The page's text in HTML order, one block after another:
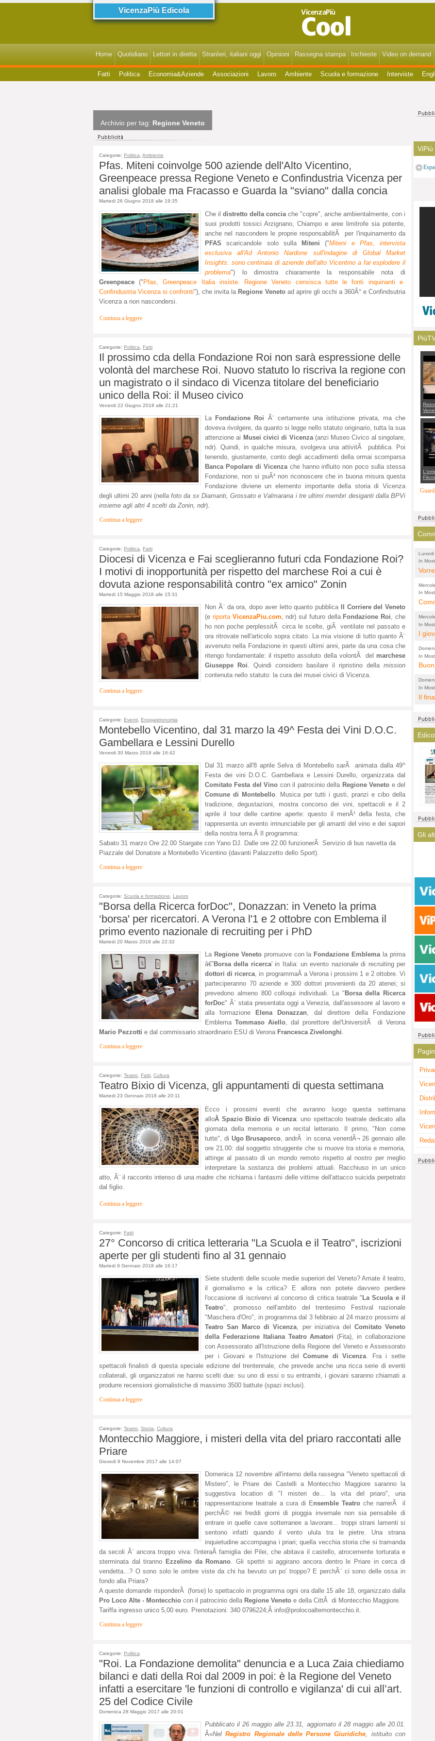
VicenzaPiù Edicola
Home Quotidiano Lettori in diretta StranIeri, italiani oggi Opinioni Rassegna stampa Inchieste Video on demand
Fatti Politica Economia&Aziende Associazioni Lavoro Ambiente Scuola e formazione Interviste
Archivio per tag: Regione Veneto
Categorie: Politica Ambiente
Pfas. Miteni coinvolge 500 aziende dell'Alto Vicentino,
Greenpeace pressa Regione Veneto e Confindustria Vicenza per
analisi globale ma Fracasso e Guarda la "sviano" dalla concia
Martedi 26 Giugno 2018 alle 19:35
Che il distretto della conciache "copre", anche ambientalmente, con i
suoi prodotti tossici Arzignano, Chiampo e aree limitrofe sia potente,
anche nel nascondere le proprie responsabilitÃ per l'inquinamento da
PFAS scaricandole solo sulla Miteni ("Miteni e Pfas, intervista
esclusiva all'Ad Antonio Nardone sull'indagine di Global Market
Insights: sono centinaia di aziende dell'alto Vicentino a far esplodere il
problema") lo dimostra chiaramente la responsabile nota di
Greenpeace (" Pfas, Greenpeace Italia insiste: Regione Veneto censisca tutte le fonti inquinanti e
Confindustria Vicenza si confronti"), che invita la Regione Venetoad aprire gli occhi a 360Â° e Confindsutria
Vicenza a non nascondersi.
Continua a leggere
Categorie: Politica, Fatti
Il prossimo cda della Fondazione Roi non sarà espressione delle
volontà del marchese Roi. Nuovo statuto lo riscriva la regione con
un magistrato o il sindaco di Vicenza titolare del beneficiario
unico della Roi: il Museo civico
Venerdi 22 Giugno 2018 alle 21:21
LaFondazione Roi Ã¨ certamente una istituzione privata, ma che
doveva rivolgere, da quanto si legge nello statuto originario, tutta la sua
attenzione ai Musei civici di Vicenza (anzi Museo Civico al singolare,
ndr). Quindi, in qualche misura, svolgeva una attivitÃ pubblica. Poi
tenendo, giustamente, conto degli accadimenti della ormai scomparsa
Banca Popolare di Vicenzache hanno influito non poco sulla stessa
Fondazione, non si puÃ² non riconoscere che in buona misura questa
Fondazione diviene un elemento importante della storia di Vicenza
degli ultimi 20 anni (nella foto da sx Diamanti, Grossato e Valmarana i tre ultimi membri desiganti dalla BPVi
insieme agli altri 4 scelti da Zonin, ndr).
Continua a leggere
Categorie: Politica, Fatti
Diocesi di Vicenza e Fai sceglieranno futuri cda Fondazione Roi?
I motivi di inopportunità per rispetto del marchese Roi a cui è
dovuta azione responsabilità contro "ex amico" Zonin
Martedi 15 Maggio 2018 alle 15:31
Non Ã¨ da ora, dopo aver letto quanto pubblica
Il Corriere del Veneto
(e riporta VicenzaPiu.com, ndr) sul futuro dellaFondazione Roi, che
ho non poche perplessitÃ circa le scelte, giÃ ventilate nel passato e
ora ritrovate nell'articolo sopra citato. La mia visione di tutto quanto Ã¨
avvenuto nella Fondazione in questi ultimi anni, parte da una cosa che
ritengo fondamentale: il rispetto assoluto della volontÃ del marchese
Giuseppe Roi. Quindi considero basilare il ripristino della mission
contenuta nello statuto: la cura dei musei civici di Vicenza.
Continua a leggere
Categorie: Eventi, Enogastronomia
Montebello Vicentino, dal 31 marzo la 49^ Festa dei Vini D.O.C.
Gambellara e Lessini Durello
Venerdi 30 Marzo 2018 alle 16:42
Dal 31 marzo all'8 aprile Selva di Montebello sarÃ animata dalla 49^
Festa dei vini D.O.C. Gambellara e Lessini Durello, organizzata dal
Comitato Festa del Vino con il patrocinio della Regione Veneto e del
Comune di Montebello. Musica per tutti i gusti, pranzi e cibo della
tradizione, degustazioni, mostra concorso dei vini, spettacoli e il 2
aprile il tour delle cantine aperte: questo il menÃ¹ della festa, che
rappresenta un evento irrinunciabile per gli amanti del vino e dei sapori
della nostra terra.Â Il programma:
Sabato 31 marzo Ore 22.00 Stargate con Yano DJ. Dalle ore 22.00 funzionerÃ Servizio di bus navetta da
Piazzale del Donatore a Montebello Vicentino (davanti Palazzetto dello Sport).
Continua a leggere
Categorie: Scuola e formazione, Lavoro
"Borsa della Ricerca forDoc", Donazzan: in Veneto la prima
‘borsa' per ricercatori. A Verona l'1 e 2 ottobre con Emblema il
primo evento nazionale di recruiting per i PhD
Martedi 20 Marzo 2018 alle 22:32
La Regione Venetopromuove con la Fondazione Emblemala prima
â€˜Borsa della ricerca' in Italia: un evento nazionale di recruiting per
dottori di ricerca, in programmaÂ a Verona i prossimi 1 e 2 ottobre. Vi
parteciperanno 70 aziende e 300 dottori provenienti da 20 atenei; si
prevedono almeno 800 colloqui individuali. La " Borsa della Ricerca
forDoc" Ã¨ stata presentata oggi a Venezia, dall'assessore al lavoro e
alla formazione Elena Donazzan, dal direttore della Fondazione
Emblema Tommaso Aiello, dal prorettore del'UniversitÃ di Verona
Mario Pezzotti e dal commissario straordinario ESU di Verona Francesca Zivelonghi.
Continua a leggere
Categorie: Teatro, Fatti, Cultura
Teatro Bixio di Vicenza, gli appuntamenti di questa settimana
Martedi 23 Gennaio 2018 alle 20:11
Ecco i prossimi eventi che avranno luogo questa settimana
alloÂ Spazio Bixio di Vicenza: uno spettacolo teatrale dedicato alla
giornata della memoria e un recital letterario. Il primo, "Non come
tutte", di Ugo Brusaporco , andrÃ in scena venerdÃ¬ 26 gennaio alle
ore 21.00: dal soggetto struggente che si muove tra storia e memoria,
attinge al passato di un mondo remoto rispetto al nostro per meglio
interpretare la sostanza dei problemi attuali. Racchiuso in un unico
atto, Ã¨ il racconto intenso di una madre che richiama i fantasmi delle vittime dell'attacco suicida perpetrato
dal figlio.
Continua a leggere
Categorie: Fatti
27° Concorso di critica letteraria "La Scuola e il Teatro", iscrizioni
aperte per gli studenti fino al 31 gennaio
Martedi 9 Gennaio 2018 alle 16:17
Siete studenti delle scuole medie superiori del Veneto? Amate il teatro,
il giornalismo e la critica? E allora non potete davvero perdere
l'occasione di iscrivervi al concorso di critica teatrale " La Scuola e il
Teatro", promosso nell'ambito del trentesimo Festival nazionale
"Maschera d'Oro", in programma dal 3 febbraio al 24 marzo prossimi al
Teatro San Marco di Vicenza , per iniziativa del Comitato Veneto
della Federazione Italiana Teatro Amatori(Fita), in collaborazione
con Assessorato all'Istruzione della Regione del Veneto e Assessorato
per i Giovani e l'Istruzione delComune di Vicenza . Fra i sette
spettacoli finalisti di questa speciale edizione del trentennale, che prevede anche una ricca serie di eventi
collaterali, gli organizzatori ne hanno scelti due: su uno di essi o su entrambi, i giovani saranno chiamati a
produrre recensioni giornalistiche di massimo 3500 battute (spazi inclusi).
Continua a leggere
Categorie: Teatro Storia Cultura
Montecchio Maggiore, i misteri della vita del priaro raccontati alle
Priare
Giovedi 9 Novembre 2017 alle 14:07
Domenica 12 novembre all'interno della rassegna "Veneto spettacoli di
Mistero", le Priare dei Castelli a Montecchio Maggiore saranno la
suggestiva location di "I misteri de... la vita del priaro", una
rappresentazione teatrale a cura di Ensemble Teatro che narrerÃ il
perchÃ© nei freddi giorni di pioggia invernale non sia pensabile di
entrare in quelle cave sotterranee a lavorare... troppi strani lamenti si
sentono infatti quando il vento ulula tra le pietre. Una strana
inquietudine accompagna i priari; quella vecchia storia che si tramanda
da secoli Ã¨ ancora troppo viva: l'interaÂ famiglia dei Pilei, che abitava il castello, atrocemente torturata e
sterminata dal tiranno Ezzelino da Romano . Gli spettri si aggirano ancora dentro le Priare in cerca di
vendetta...? O sono solo le ombre viste da chi ha bevuto un po' troppo? E perchÃ¨ ci sono delle ossa in
fondo alla Priara?
A queste domande risponderÃ (forse) lo spettacolo in programma ogni ora dalle 15 alle 18, organizzato dalla
Pro Loco Alte - Montecchio con il patrocinio della Regione Veneto e della CittÃ di Montecchio Maggiore.
Tariffa ingresso unico 5,00 euro. Prenotazioni: 340 0796224;Â info@prolocoaltemontecchio.it
Continua a leggere
Categorie: Politica
"Roi. La Fondazione demolita" denuncia e a Luca Zaia chiediamo
bilanci e dati della Roi dal 2009 in poi: è la Regione del Veneto
infatti a esercitare 'le funzioni di controllo e vigilanza' di cui all’art.
25 del Codice Civile
Domenica 28 Maggio 2017 alle 20:01
Pubblicato il 26 maggio alle 23.31, aggiornato il 28 maggio alle 20.01.
Â«NelRegistro Regionale delle Persone Giuridiche , istituito con
ViPiù
con
Lunedi
In
di
e
alta
In
altre
di
a
ha
In
I
In
In
Il
? La
Gli